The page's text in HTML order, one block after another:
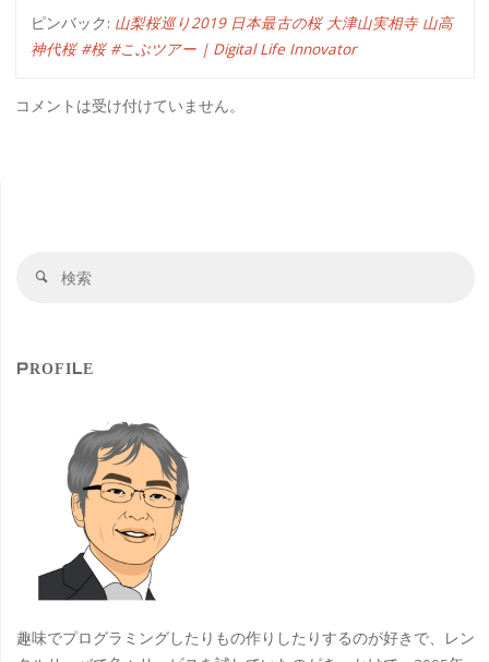
ピンバック: 山梨桜巡り2019 日本最古の桜 大津山実相寺 山高
神代桜 #桜 #こぶツアー | Digital Life Innovator
コメントは受け付けていません。
検
PROFILE
趣味でプログラミングしたりもの作りしたりするのが好きで、レン